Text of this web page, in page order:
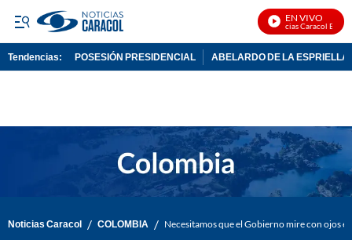
EN VIVO
Noticias Caracol En
Tendencias: POSESIÓN PRESIDENCIAL ABELARDO DE LA ESPRIELLA
Noticias Caracol / COLOMBIA / Necesitamos que el Gobierno mire con ojos